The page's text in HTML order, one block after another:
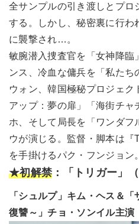
全サンプルの引き渡しとプロ
する。しかし、秘密裏に行わ
に襲撃され…。
敏腕潜入捜査官を「女神降臨
ンス、冷血な傭兵を「私たち
ウォン、韓国極秘プロジェク
アップ：夢の扉」「海街チャ
ホ、そして局長を「ワンダフ
ウが演じる。監督・脚本は
を手掛けるパク・フンジョン。
★初解禁 ：「トリガー」（
「シュルプ」キム・ヘス＆
復讐～」チョ・ソンイル主演